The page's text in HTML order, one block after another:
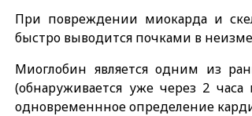
При повреждении миокарда и
быстро выводится почками в
Миоглобин является одним из
(обнаруживается уже через 2
одновременнное определение